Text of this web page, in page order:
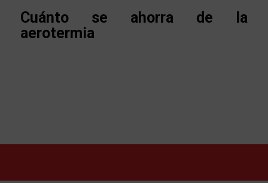
Cuánto se ahorra de la
aerotermia